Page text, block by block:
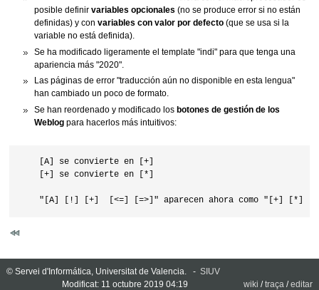
posible definir variables opcionales (no se produce error si no están
definidas) y con variables con valor por defecto(que se usa si la
variable no está definida).
Se ha modificado ligeramente el template "indi" para que tenga una
apariencia más "2020".
Las páginas de error "traducción aún no disponible en esta lengua"
han cambiado un poco de formato.
Se han reordenado y modificado los botones de gestión de los
Weblogpara hacerlos más intuitivos:
    [A] se convierte en [+]
    [+] se convierte en [*]
© Servei d'Informática, Universitat de Valencia. - SIUV
Modificat: 11 octubre 2019 04:19
wiki /traça /editar